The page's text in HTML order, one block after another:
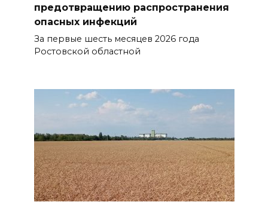
предотвращению распространения
опасных инфекций
За первые шесть месяцев 2026 года
Ростовской областной